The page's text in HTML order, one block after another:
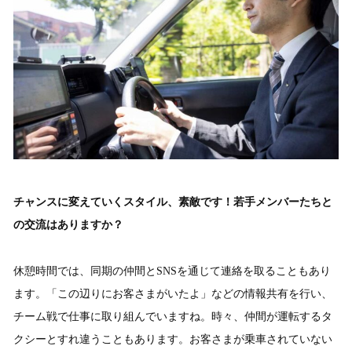
チャンスに変えていくスタイル、素敵です！若手メンバーたちと
の交流はありますか？
休憩時間では、同期の仲間とSNSを通じて連絡を取ることもあり
ます。「この辺りにお客さまがいたよ」などの情報共有を行い、
チーム戦で仕事に取り組んでいますね。時々、仲間が運転するタ
クシーとすれ違うこともあります。お客さまが乗車されていない